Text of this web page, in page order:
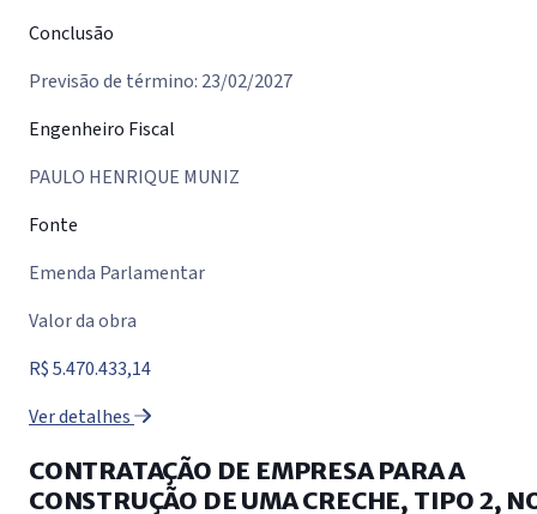
Conclusão
Previsão de término: 23/02/2027
Engenheiro Fiscal
PAULO HENRIQUE MUNIZ
Fonte
Emenda Parlamentar
Valor da obra
R$ 5.470.433,14
Ver detalhes
CONTRATAÇÃO DE EMPRESA PARA A
CONSTRUÇÃO DE UMA CRECHE, TIPO 2,